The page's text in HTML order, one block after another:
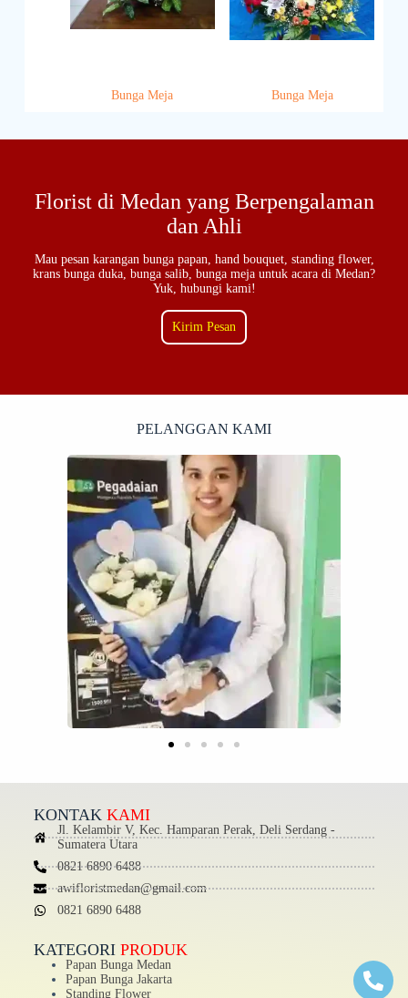
Bunga Meja Bunga Meja
Florist di Medan yang Berpengalaman
dan Ahli
Mau pesan karangan bunga papan, hand bouquet, standing flower,
krans bunga duka, bunga salib, bunga meja untuk acara di Medan?
Yuk, hubungi kami!
Kirim Pesan
PELANGGAN KAMI
KONTAK KAMI
Jl. Kelambir V, Kec. Hamparan Perak, Deli Serdang -
Sumatera Utara
0821 6890 6488
awifloristmedan@gmail.com
0821 6890 6488
KATEGORI PRODUK
Papan Bunga Medan
Papan Bunga Jakarta
Standing Flower